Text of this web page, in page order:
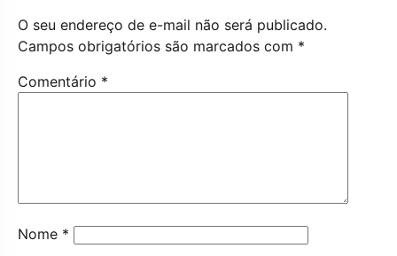
O seu endereço de e-mail não será publicado.
Campos obrigatórios são marcados com *
Comentário *
Nome *